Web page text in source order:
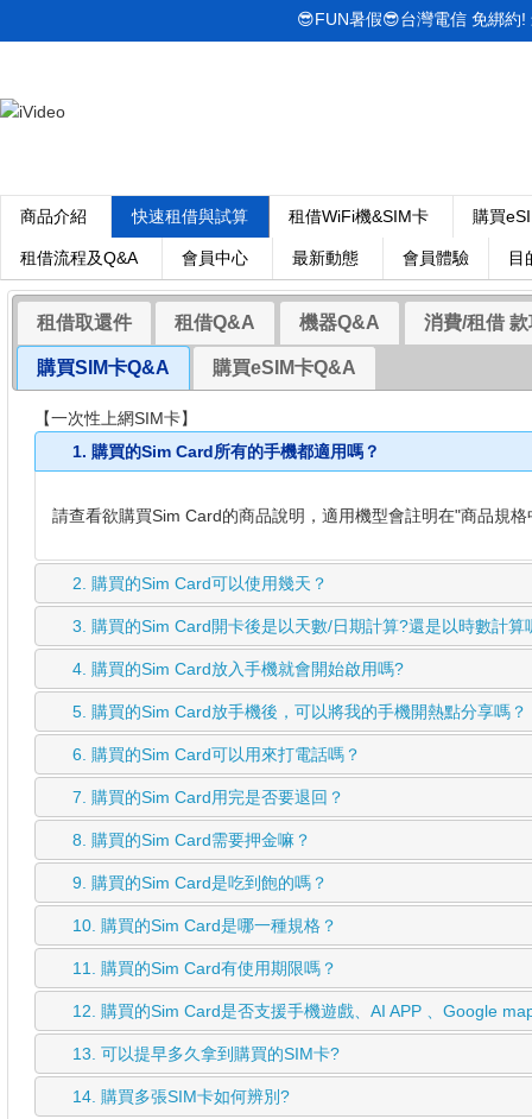
商品介紹 快速租借與試算 租借WiFi機&SIM卡 購買
租借流程及Q&A 會員中心 最新動態 會員體驗 目
😎FUN暑假😎台灣電信 免綁約
租借取還件 租借Q&A 機器Q&A 消費/租借
購買SIM卡Q&A 購買eSIM卡Q&A
【一次性上網SIM卡】
1.購買的Sim Card所有的手機都適用嗎？
請查看欲購買Sim Card的商品說明，適用機型會註明在"商品規
2.購買的Sim Card可以使用幾天？
3.購買的Sim Card開卡後是以天數/日期計算?還是以時數計算
4.購買的Sim Card放入手機就會開始啟用嗎?
5.購買的Sim Card放手機後，可以將我的手機開熱點分享嗎？
6.購買的Sim Card可以用來打電話嗎？
7.購買的Sim Card用完是否要退回？
8.購買的Sim Card需要押金嘛？
9.購買的Sim Card是吃到飽的嗎？
10.購買的Sim Card是哪一種規格？
11.購買的Sim Card有使用期限嗎？
12.購買的Sim Card是否支援手機遊戲、AI APP 、Google
13.可以提早多久拿到購買的SIM卡?
14.購買多張SIM卡如何辨別?